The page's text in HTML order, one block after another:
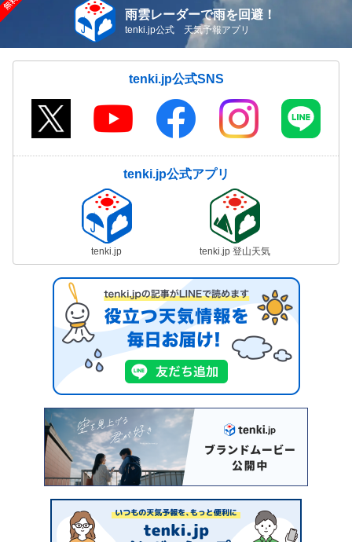
雨雲レーダーで雨を回避！
tenki.jp公式 天気予報アプリ
tenki.jp公式SNS
tenki.jp公式アプリ
tenki.jp tenki.jp 登山天気